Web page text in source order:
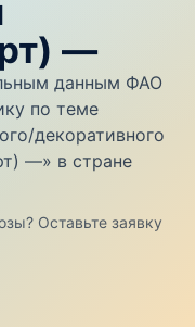
—
данным ФАО
по теме
декоративного
—» в стране
Оставьте заявку